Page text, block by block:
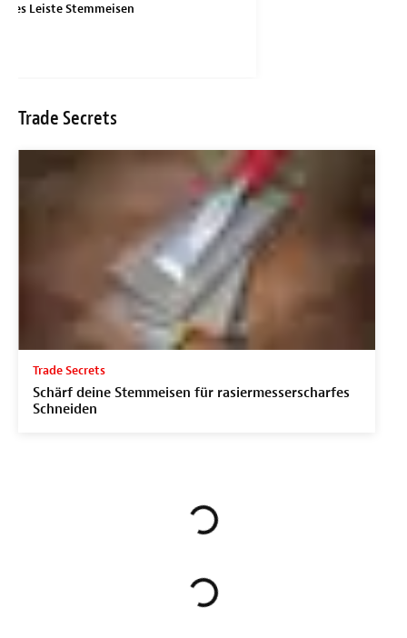
Leiste Stemmeisen
Trade Secrets
Trade Secrets
Schärf deine Stemmeisen für rasiermesserscharfes
Schneiden